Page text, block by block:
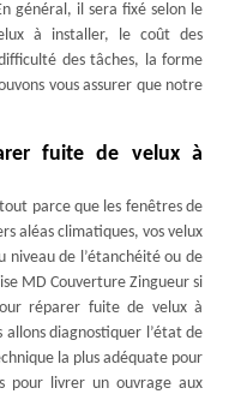
général, il sera fixé selon le
à installer, le coût des
des tâches, la forme
vous assurer que notre
fuite de velux à
parce que les fenêtres de
aléas climatiques, vos velux
niveau de l’étanchéité ou de
MD Couverture Zingueur si
réparer fuite de velux à
allons diagnostiquer l’état de
la plus adéquate pour
pour livrer un ouvrage aux